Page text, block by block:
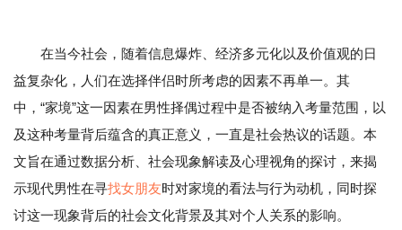
在当今社会，随着信息爆炸、经济多元化以及价值观的日
益复杂化，人们在选择伴侣时所考虑的因素不再单一。其
中，“家境”这一因素在男性择偶过程中是否被纳入考量范围，以
及这种考量背后蕴含的真正意义，一直是社会热议的话题。本
文旨在通过数据分析、社会现象解读及心理视角的探讨，来揭
示现代男性在寻找女朋友时对家境的看法与行为动机，同时探
讨这一现象背后的社会文化背景及其对个人关系的影响。